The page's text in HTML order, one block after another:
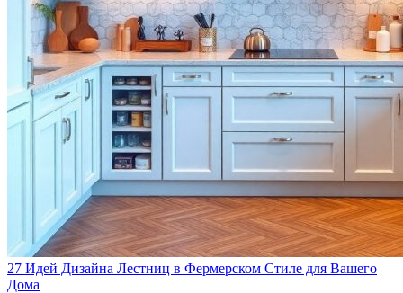
27 Идей Дизайна Лестниц в Фермерском Стиле для Вашего
Дома